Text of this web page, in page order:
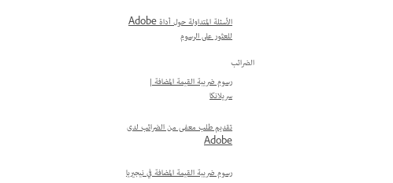
الأسئلة المتداولة حول أداة Adobe
للعثور على الرسوم
الضرائب
رسوم ضريبة القيمة المضافة |
سريلانكا
تقديم طلب معفى من الضرائب لدى
Adobe
رسوم ضريبة القيمة المضافة في نيجيريا